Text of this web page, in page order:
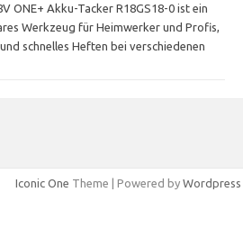
ONE+ Akku-Tacker R18GS18-0 ist ein
Werkzeug für Heimwerker und Profis,
schnelles Heften bei verschiedenen
Iconic One Theme | Powered by Wordpress